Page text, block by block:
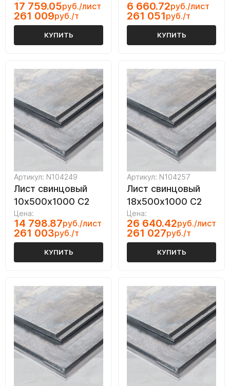
17 759.05руб./лист
261 009руб./т
КУПИТЬ
6 660.72руб./лист
261 051руб./т
КУПИТЬ
Артикул: N104249
Лист свинцовый
10х500х1000 С2
Цена:
14 798.87руб./лист
261 003руб./т
КУПИТЬ
Артикул: N104257
Лист свинцовый
18х500х1000 С2
Цена:
26 640.42руб./лист
261 027руб./т
КУПИТЬ